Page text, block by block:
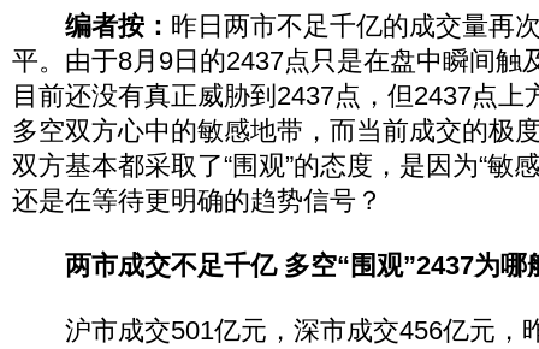
编者按： 昨日两市不足千亿的成交量再
平。由于8月9日的2437点只是在盘中瞬间触
目前还没有真正威胁到2437点，但2437点上
多空双方心中的敏感地带，而当前成交的极
双方基本都采取了“围观”的态度，是因为“敏
还是在等待更明确的趋势信号？
两市成交不足千亿 多空“围观”2437为哪
沪市成交501亿元，深市成交456亿元，